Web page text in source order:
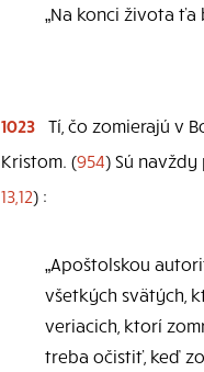
„Na konci života
1023 Tí, čo zomierajú v
Kristom. (954) Sú navždy
13,12) :
„Apoštolskou
všetkých svätých,
veriacich, ktorí
treba očistiť, keď